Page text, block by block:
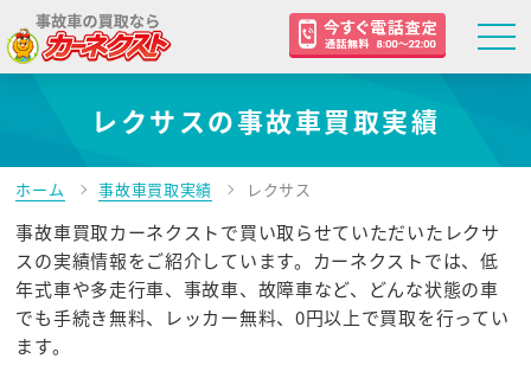
レクサスの事故車買取実績
ホーム 事故車買取実績 レクサス
事故車買取カーネクストで買い取らせていただいたレクサ
スの実績情報をご紹介しています。カーネクストでは、低
年式車や多走行車、事故車、故障車など、どんな状態の車
でも手続き無料、レッカー無料、0円以上で買取を行ってい
ます。